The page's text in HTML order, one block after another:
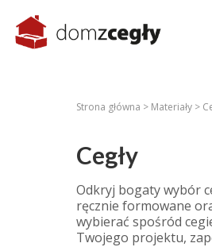
Strona główna > Materiały >
Cegły
Odkryj bogaty wybór
ręcznie formowane
wybierać spośród
Twojego projektu,